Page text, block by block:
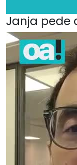
Janja pede